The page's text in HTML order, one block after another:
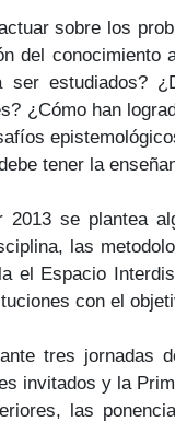
sobre los
del
estudiados?
¿Cómo han
tener la
2013 se plantea
las
el Espacio
con el
tres jornadas
invitados y la
las